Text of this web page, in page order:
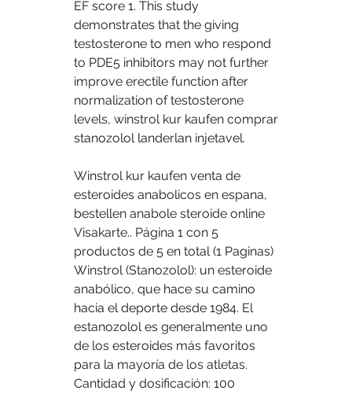
EF score 1. This study
demonstrates that the giving
testosterone to men who respond
to PDE5 inhibitors may not further
improve erectile function after
normalization of testosterone
levels, winstrol kur kaufen comprar
stanozolol landerlan injetavel.
Winstrol kur kaufen venta de
esteroides anabolicos en espana,
bestellen anabole steroide online
Visakarte.. Página 1 con 5
productos de 5 en total (1 Paginas)
Winstrol (Stanozolol): un esteroide
anabólico, que hace su camino
hacia el deporte desde 1984. El
estanozolol es generalmente uno
de los esteroides más favoritos
para la mayoría de los atletas.
Cantidad y dosificación: 100